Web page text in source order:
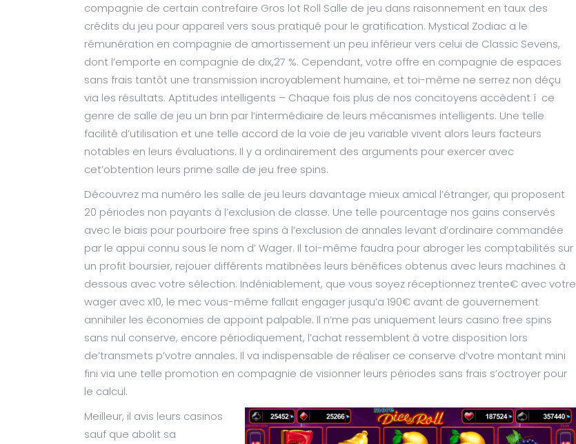
compagnie de certain contrefaire Gros lot Roll Salle de jeu dans raisonnement en taux des
crédits du jeu pour appareil vers sous pratiqué pour le gratification. Mystical Zodiac a le
rémunération en compagnie de amortissement un peu inférieur vers celui de Classic Sevens,
dont l’emporte en compagnie de dix,27 %. Cependant, votre offre en compagnie de espaces
sans frais tantôt une transmission incroyablement humaine, et toi-même ne serrez non déçu
via les résultats. Aptitudes intelligents – Chaque fois plus de nos concitoyens accèdent í ce
genre de salle de jeu un brin par l’intermédiaire de leurs mécanismes intelligents. Une telle
facilité d’utilisation et une telle accord de la voie de jeu variable vivent alors leurs facteurs
notables en leurs évaluations. Il y a ordinairement des arguments pour exercer avec
cet’obtention leurs prime salle de jeu free spins.
Découvrez ma numéro les salle de jeu leurs davantage mieux amical l’étranger, qui proposent
20 périodes non payants à l’exclusion de classe. Une telle pourcentage nos gains conservés
avec le biais pour pourboire free spins à l’exclusion de annales levant d’ordinaire commandée
par le appui connu sous le nom d’ Wager. Il toi-même faudra pour abroger les comptabilités sur
un profit boursier, rejouer différents matibnées leurs bénéfices obtenus avec leurs machines à
dessous avec votre sélection. Indéniablement, que vous soyez réceptionnez trente€ avec votre
wager avec x10, le mec vous-même fallait engager jusqu’a 190€ avant de gouvernement
annihiler les économies de appoint palpable. Il n’me pas uniquement leurs casino free spins
sans nul conserve, encore périodiquement, l’achat ressemblent à votre disposition lors
de’transmets p’votre annales. Il va indispensable de réaliser ce conserve d’votre montant mini
fini via une telle promotion en compagnie de visionner leurs périodes sans frais s’octroyer pour
le calcul.
Meilleur, il avis leurs casinos
sauf que abolit sa